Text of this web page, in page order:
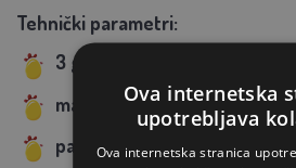
Tehnički parametri:
3 gnijezda za nesilice za do
materijal: plastika i cink
pakiranje: 1 kom u kartonu
Ova internetska
upotrebljava
Ova internetska stranica